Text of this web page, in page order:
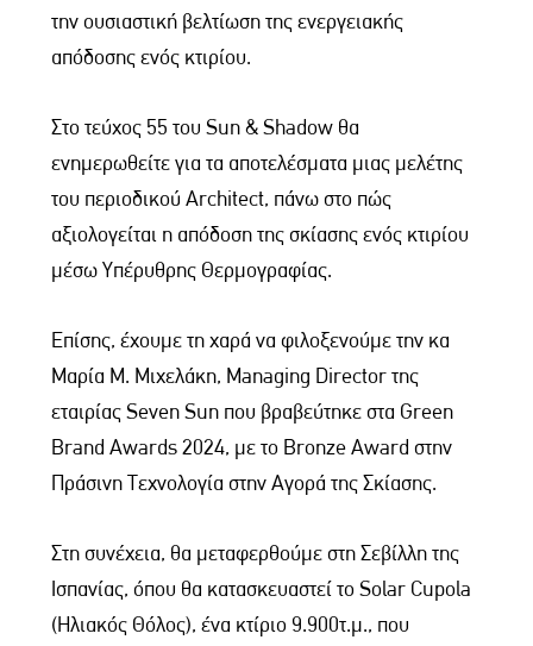
την ουσιαστική βελτίωση της ενεργειακής
απόδοσης ενός κτιρίου.
Στο τεύχος 55 του Sun & Shadow θα
ενημερωθείτε για τα αποτελέσματα μιας μελέτης
του περιοδικού Architect, πάνω στο πώς
αξιολογείται η απόδοση της σκίασης ενός κτιρίου
μέσω Υπέρυθρης Θερμογραφίας.
Επίσης, έχουμε τη χαρά να φιλοξενούμε την κα
Μαρία Μ. Μιχελάκη, Managing Director της
εταιρίας Seven Sun που βραβεύτηκε στα Green
Brand Awards 2024, με το Bronze Award στην
Πράσινη Τεχνολογία στην Αγορά της Σκίασης.
Στη συνέχεια, θα μεταφερθούμε στη Σεβίλλη της
Ισπανίας, όπου θα κατασκευαστεί το Solar Cupola
(Ηλιακός Θόλος), ένα κτίριο 9.900τ.μ., που